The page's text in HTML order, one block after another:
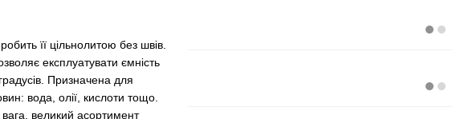
її цільнолитою без швів.
експлуатувати ємність
Призначена для
вода, олії, кислоти тощо.
великий асортимент